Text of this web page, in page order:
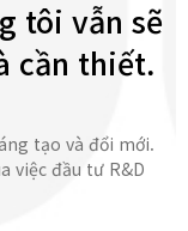
tôi vẫn sẽ
cần thiết.
tạo và đổi mới.
việc đầu tư R&D